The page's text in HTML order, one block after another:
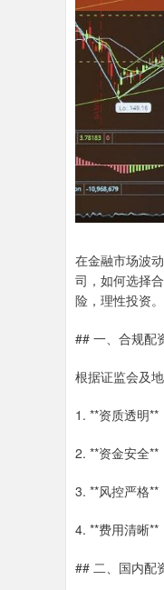
在金融市场波
司，如何选择
险，理性投资。
## 一、合规配
根据证监会及
1. **资质透明**
2. **资金安全**
3. **风控严格**
4. **费用清晰**
## 二、国内配